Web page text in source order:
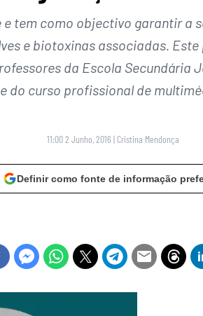
e tem como objectivo garantir a
e biotoxinas associadas.
da Escola Secundária
do curso profissional de
11:00 2 Junho, 2016 | Cristina Mendonça
Definir como fonte de informação